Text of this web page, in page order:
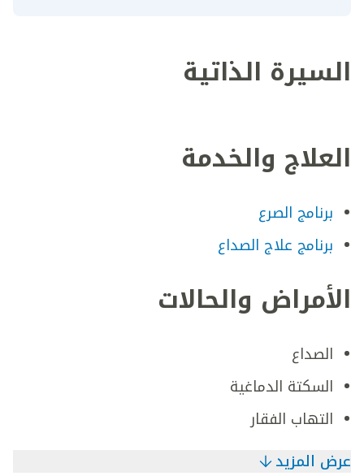
السيرة الذاتية
العلاج والخدمة
برنامج الصرع
برنامج علاج الصداع
الأمراض والحالات
الصداع
السكتة الدماغية
التهاب الفقار
عرض المزيد